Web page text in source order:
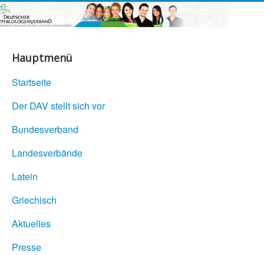
Hauptmenü
Startseite
Der DAV stellt sich vor
Bundesverband
Landesverbände
Latein
Griechisch
Aktuelles
Presse